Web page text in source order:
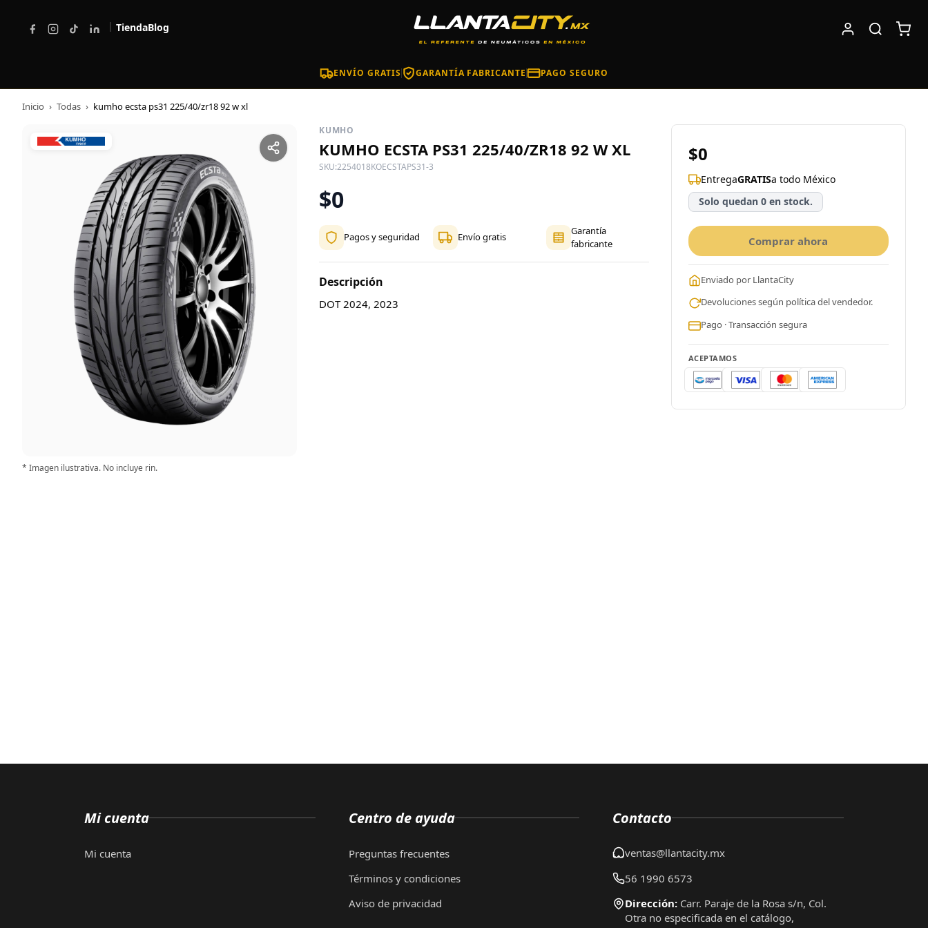
| TiendaBlog
ENVÍO GRATIS GARANTÍA FABRICANTE PAGO SEGURO
Inicio › Todas › kumho ecsta ps31 225/40/zr18 92 w xl
* Imagen ilustrativa. No incluye rin.
KUMHO
KUMHO ECSTA PS31 225/40/ZR18 92 W XL
SKU:2254018KOECSTAPS31-3
$0
Pagos y seguridad Envío gratis
Garantía
fabricante
Descripción
DOT 2024, 2023
$0
EntregaGRATISa todo México
Solo quedan 0 en stock.
Comprar ahora
Enviado por LlantaCity
Devoluciones según política del vendedor.
Pago · Transacción segura
ACEPTAMOS
Mi cuenta
Mi cuenta
Centro de ayuda
Preguntas frecuentes
Términos y condiciones
Aviso de privacidad
Contacto
ventas@llantacity.mx
56 1990 6573
Dirección: Carr. Paraje de la Rosa s/n, Col.
Otra no especificada en el catálogo,